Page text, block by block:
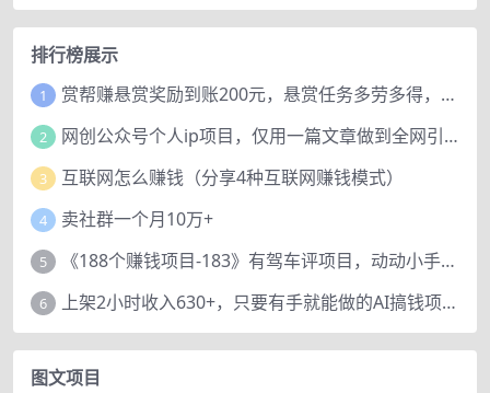
排行榜展示
1 赏帮赚悬赏奖励到账200元，悬赏任务多劳多得，人人可做。
2 网创公众号个人ip项目，仅用一篇文章做到全网引流！
3 互联网怎么赚钱（分享4种互联网赚钱模式）
4 卖社群一个月10万+
5 《188个赚钱项目-183》有驾车评项目，动动小手，复制粘贴赚44元！
6 上架2小时收入630+，只要有手就能做的AI搞钱项目，奶奶看完都能学会!
图文项目